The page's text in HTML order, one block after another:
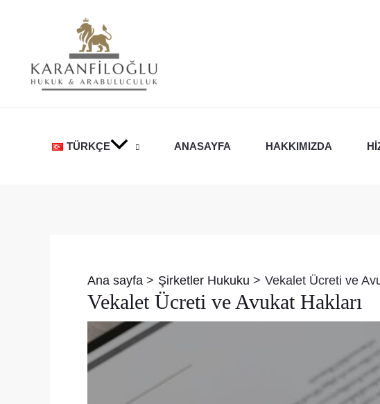
TÜRKÇE ANASAYFA HAKKIMIZDA
Ana sayfa Şirketler Hukuku Vekalet Ücreti ve
Vekalet Ücreti ve Avukat Hakları